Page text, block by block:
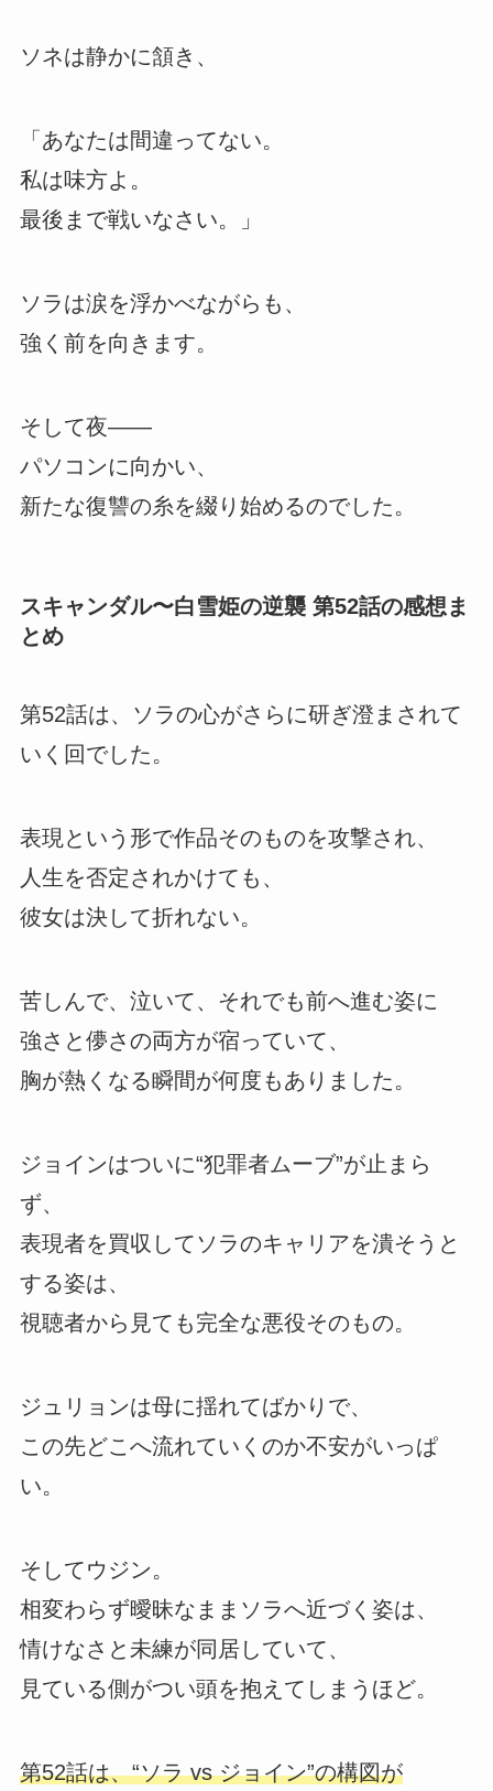
ソネは静かに頷き、
「あなたは間違ってない。
私は味方よ。
最後まで戦いなさい。」
ソラは涙を浮かべながらも、
強く前を向きます。
そして夜――
パソコンに向かい、
新たな復讐の糸を綴り始めるのでした。
スキャンダル〜白雪姫の逆襲 第52話の感想ま
とめ
第52話は、ソラの心がさらに研ぎ澄まされて
いく回でした。
表現という形で作品そのものを攻撃され、
人生を否定されかけても、
彼女は決して折れない。
苦しんで、泣いて、それでも前へ進む姿に
強さと儚さの両方が宿っていて、
胸が熱くなる瞬間が何度もありました。
ジョインはついに“犯罪者ムーブ”が止まら
ず、
表現者を買収してソラのキャリアを潰そうと
する姿は、
視聴者から見ても完全な悪役そのもの。
ジュリョンは母に揺れてばかりで、
この先どこへ流れていくのか不安がいっぱ
い。
そしてウジン。
相変わらず曖昧なままソラへ近づく姿は、
情けなさと未練が同居していて、
見ている側がつい頭を抱えてしまうほど。
第52話は、“ソラ vs ジョイン”の構図が